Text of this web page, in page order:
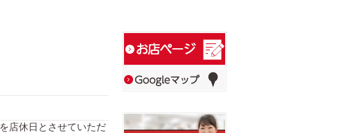
店休日とさせていただ